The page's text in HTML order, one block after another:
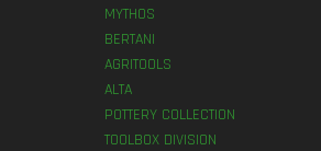
MYTHOS
BERTANI
AGRITOOLS
ALTA
POTTERY COLLECTION
TOOLBOX DIVISION